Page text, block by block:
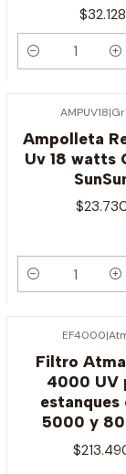
$32.128
Cantidad
AMPUV18|
Ampolleta
Uv 18 watts
Cantidad
EF4000|
Filtro
4000 UV
estanques
5000 y